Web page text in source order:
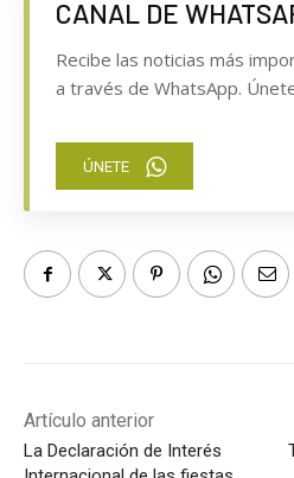
CANAL DE
Recibe las noticias más
a través de WhatsApp.
ÚNETE
Artículo anterior
La Declaración de Interés